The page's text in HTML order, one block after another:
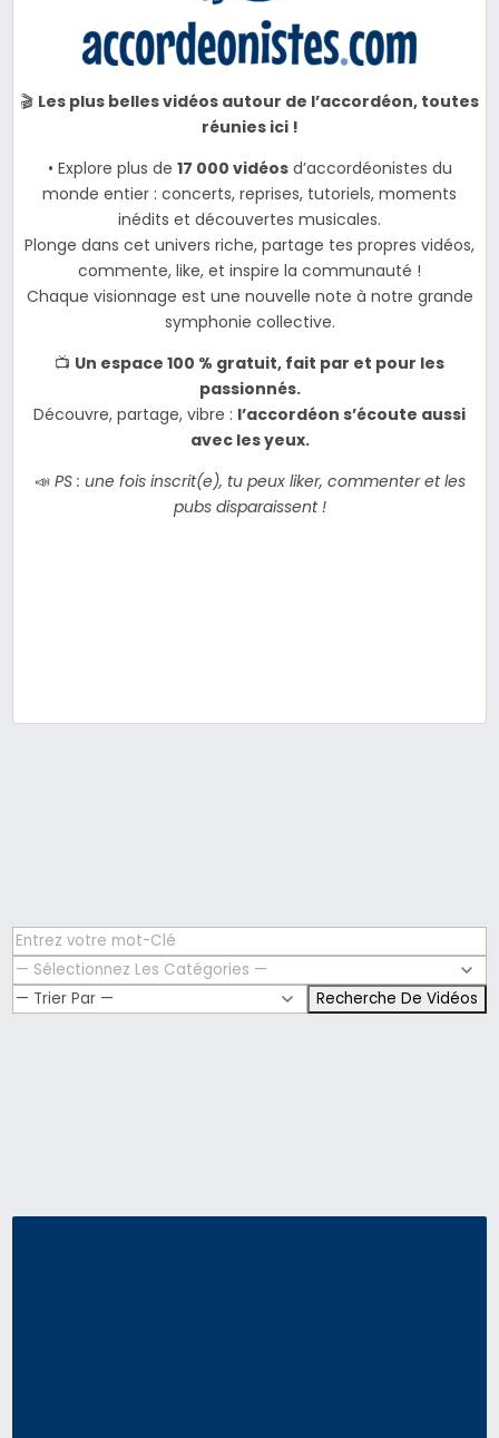
🎬 Les plus belles vidéos autour de l’accordéon, toutes
réunies ici !
• Explore plus de 17 000 vidéosd’accordéonistes du
monde entier : concerts, reprises, tutoriels, moments
inédits et découvertes musicales.
Plonge dans cet univers riche, partage tes propres vidéos,
commente, like, et inspire la communauté !
Chaque visionnage est une nouvelle note à notre grande
symphonie collective.
📺 Un espace 100 % gratuit, fait par et pour les
passionnés.
Découvre, partage, vibre : l’accordéon s’écoute aussi
avec les yeux.
📣 PS : une fois inscrit(e), tu peux liker, commenter et les
pubs disparaissent !